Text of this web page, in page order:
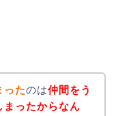
ったのは仲間をう
まったからなん